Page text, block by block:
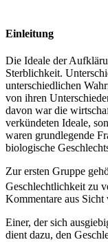
Einleitung
Die Ideale der
Sterblichkeit.
unterschiedlichen
von ihren
davon war die
verkündeten Ideale,
waren grundlegende
biologische
Zur ersten Gruppe
Geschlechtlichkeit zu
Kommentare aus
Einer, der sich
dient dazu, den